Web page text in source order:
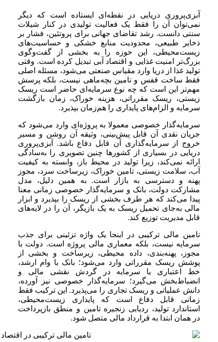
آبزی‌پروری دریایی در نقطه‌ای ایستاده است که دیگر
نمی‌توان آن را فقط یک فعالیت تولیدی در کنار شیلات
سنتی دانست. رشد تقاضای جهانی برای پروتئین، فشار بر
ذخایر طبیعی، محدودیت منابع خشکی و حساسیت‌های
زیست‌محیطی، این حوزه را به بخشی از گفت‌وگوی
بزرگ‌تر امنیت غذایی و اقتصاد آبی تبدیل کرده است. وقتی
تولید غذا از دریا وارد مقیاس صنعتی می‌شود، مسئله اصلی
فقط ساخت قفس و تامین بچه‌ماهی نیست، بلکه پرسش
مهم‌تر این است که چه نوع سرمایه‌ای حاضر است ریسک
زیستی، ریسک مقرراتی، هزینه خوراک، زمان بازگشت
سرمایه و الزام‌های پایداری را هم‌زمان بپذیرد.
سرمایه‌گذار خصوصی معمولا به پروژه‌ای وارد می‌شود که
جریان نقدی آن قابل پیش‌بینی، وثیقه آن روشن و مسیر
خروج از سرمایه‌گذاری آن قابل دفاع باشد. آبزی‌پروری
دریایی در بسیاری از کشورها چنین تصویری را به‌سادگی
ارائه نمی‌کند، زیرا تولید در محیط باز، وابسته به کیفیت
آب، سلامت زیستی، تامین خوراک، زیرساخت سرد، مجوز
پهنه و دسترسی به بازار است. به همین دلیل، مدل
مشارکت دولت، بانک و سرمایه‌گذار خصوصی زمانی معنا
پیدا می‌کند که هر طرف بخشی از ریسک را بپذیرد و ابزار
مالی به‌جای تحمیل ریسک به یک بازیگر، آن را در لایه‌های
قابل مدیریت توزیع کند.
تامین مالی ترکیبی در اینجا یک واژه تزئینی برای جذب
سرمایه نیست، بلکه معماری مالی پروژه است. دولت با
مجوز، پهنه‌بندی، داده محیطی، زیرساخت و بخشی از
پوشش ریسک مقرراتی وارد می‌شود؛ بانک با وام ارشد،
خط اعتباری یا سرمایه در گردش نقشی مالی و
انضباط‌بخش می‌گیرد؛ سرمایه‌گذار خصوصی نیز آورده،
دانش عملیاتی و ریسک تجاری را می‌پذیرد. این ترکیب فقط
زمانی قابل دفاع است که پایداری زیست‌محیطی،
استاندارد تولید، ردیابی زنجیره تامین و منطق بازپرداخت
در همان ابتدا به قرارداد مالی متصل شود.